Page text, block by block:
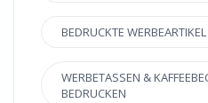
BEDRUCKTE WERBEARTIKEL
WERBETASSEN &
BEDRUCKEN